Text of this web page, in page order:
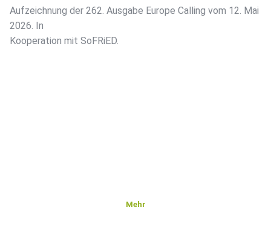
Aufzeichnung der 262. Ausgabe Europe Calling vom 12. Mai
2026. In
Kooperation mit SoFRiED.
Mehr